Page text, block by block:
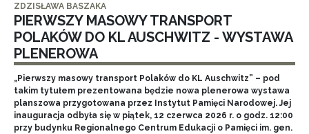
ZDZISŁAWA BASZAKA
PIERWSZY MASOWY TRANSPORT
POLAKÓW DO KL AUSCHWITZ - WYSTAWA
PLENEROWA
„Pierwszy masowy transport Polaków do KL Auschwitz” – pod
takim tytułem prezentowana będzie nowa plenerowa wystawa
planszowa przygotowana przez Instytut Pamięci Narodowej. Jej
inauguracja odbyła się w piątek, 12 czerwca 2026 r. o godz. 12:00
przy budynku Regionalnego Centrum Edukacji o Pamięci im. gen.